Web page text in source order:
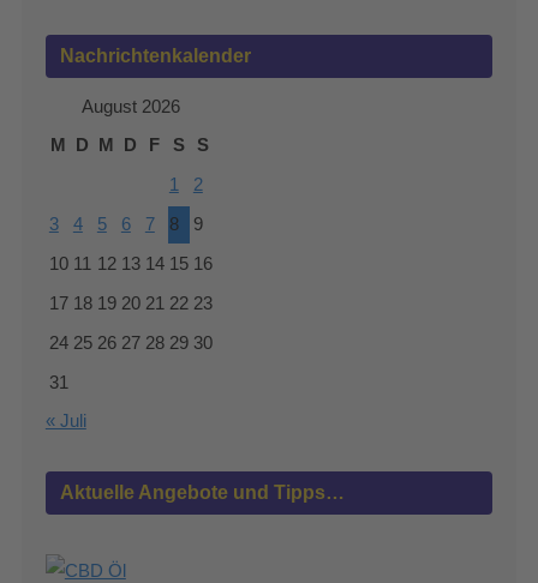
Nachrichtenkalender
August 2026
M
D M D F S S
1 2
3 4 5 6 7 8 9
10 11 12 13 14 15 16
17 18 19 20 21 22 23
24 25 26 27 28 29 30
31
« Juli
Aktuelle Angebote und Tipps…